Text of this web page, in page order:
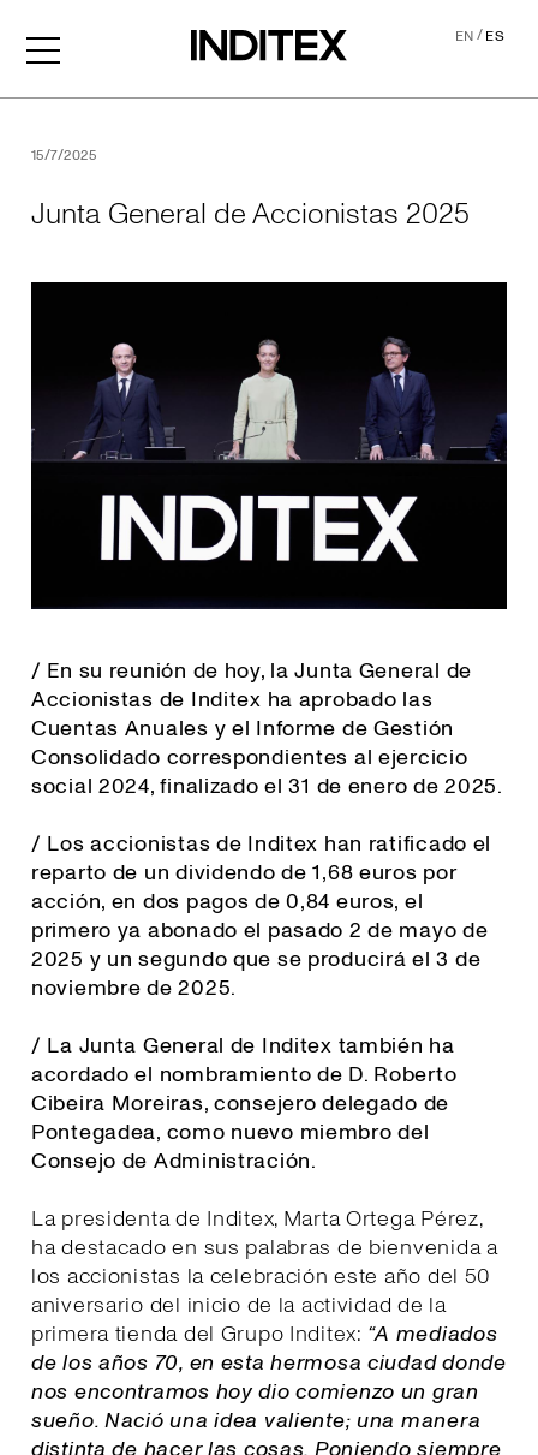
EN/ES
15/7/2025
Junta General de Accionistas 2025
/ En su reunión de hoy, la Junta General de
Accionistas de Inditex ha aprobado las
Cuentas Anuales y el Informe de Gestión
Consolidado correspondientes al ejercicio
social 2024, finalizado el 31 de enero de 2025.
/ Los accionistas de Inditex han ratificado el
reparto de un dividendo de 1,68 euros por
acción, en dos pagos de 0,84 euros, el
primero ya abonado el pasado 2 de mayo de
2025 y un segundo que se producirá el 3 de
noviembre de 2025.
/ La Junta General de Inditex también ha
acordado el nombramiento de D. Roberto
Cibeira Moreiras, consejero delegado de
Pontegadea, como nuevo miembro del
Consejo de Administración.
La presidenta de Inditex, Marta Ortega Pérez,
ha destacado en sus palabras de bienvenida a
los accionistas la celebración este año del 50
aniversario del inicio de la actividad de la
primera tienda del Grupo Inditex: “A mediados
de los años 70, en esta hermosa ciudad donde
nos encontramos hoy dio comienzo un gran
sueño. Nació una idea valiente; una manera